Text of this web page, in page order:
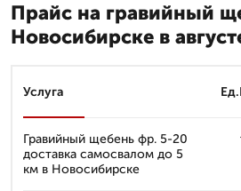
Прайс на гравийный
Новосибирске в
Услуга
Гравийный щебень фр. 5-20
доставка самосвалом до 5
км в Новосибирске